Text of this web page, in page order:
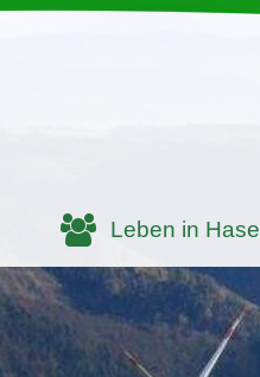
Leben in Hasel